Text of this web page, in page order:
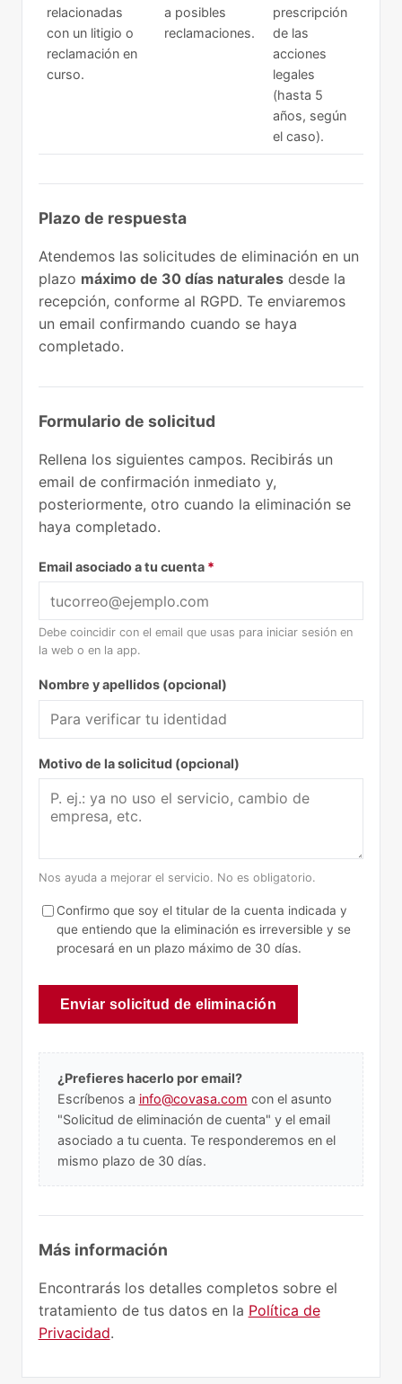
relacionadas
con un litigio o
reclamación en
curso.
a posibles
reclamaciones.
prescripción
de las
acciones
legales
(hasta 5
años, según
el caso).
Plazo de respuesta
Atendemos las solicitudes de eliminación en un
plazo máximo de 30 días naturalesdesde la
recepción, conforme al RGPD. Te enviaremos
un email confirmando cuando se haya
completado.
Formulario de solicitud
Rellena los siguientes campos. Recibirás un
email de confirmación inmediato y,
posteriormente, otro cuando la eliminación se
haya completado.
Email asociado a tu cuenta *
Debe coincidir con el email que usas para iniciar sesión en
la web o en la app.
Nombre y apellidos (opcional)
Motivo de la solicitud (opcional)
Nos ayuda a mejorar el servicio. No es obligatorio.
Confirmo que soy el titular de la cuenta indicada y
que entiendo que la eliminación es irreversible y se
procesará en un plazo máximo de 30 días.
Enviar solicitud de eliminación
¿Prefieres hacerlo por email?
Escríbenos a info@covasa.com con el asunto
"Solicitud de eliminación de cuenta" y el email
asociado a tu cuenta. Te responderemos en el
mismo plazo de 30 días.
Más información
Encontrarás los detalles completos sobre el
tratamiento de tus datos en la Política de
Privacidad.